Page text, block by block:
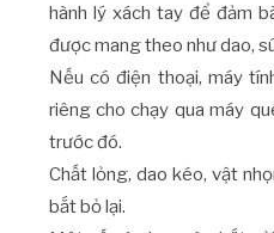
hành lý xách tay để đảm
được mang theo như dao,
Nếu có điện thoại, máy
riêng cho chạy qua máy
trước đó.
Chất lỏng, dao kéo, vật
bắt bỏ lại.